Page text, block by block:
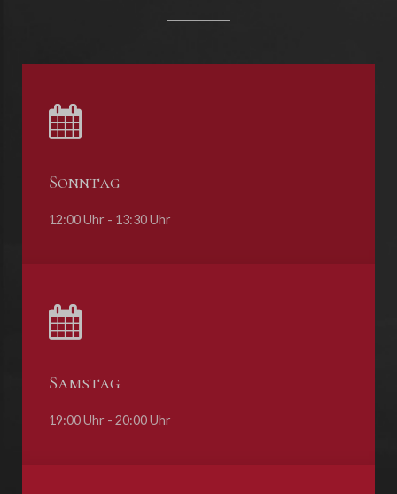
Sonntag
12:00 Uhr - 13:30 Uhr
Samstag
19:00 Uhr - 20:00 Uhr